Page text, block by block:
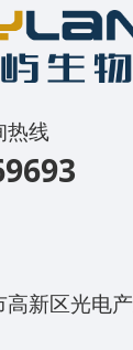
热线
新区光电